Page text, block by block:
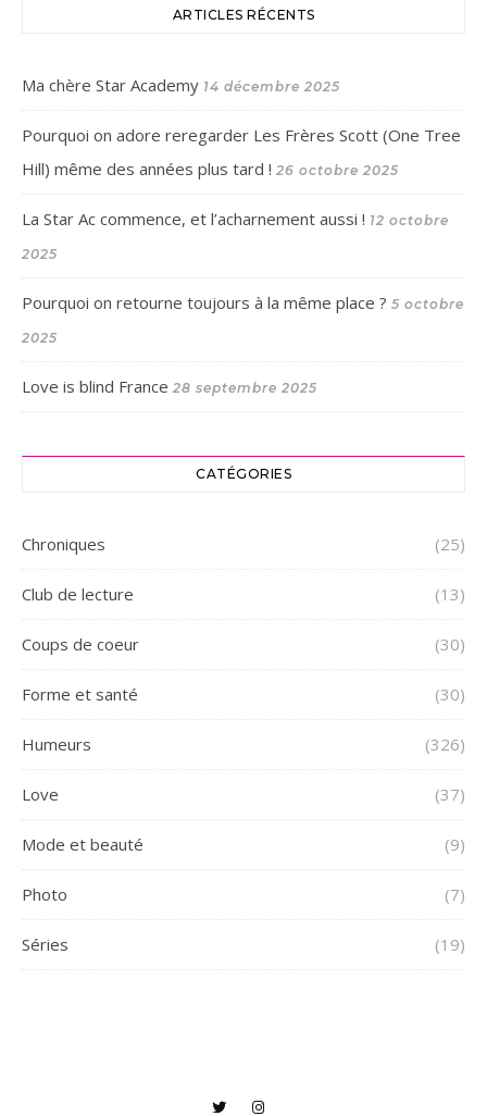
ARTICLES RÉCENTS
Ma chère Star Academy 14 décembre 2025
Pourquoi on adore reregarder Les Frères Scott (One Tree
Hill) même des années plus tard ! 26 octobre 2025
La Star Ac commence, et l’acharnement aussi ! 12 octobre
2025
Pourquoi on retourne toujours à la même place ? 5 octobre
2025
Love is blind France 28 septembre 2025
CATÉGORIES
Chroniques (25)
Club de lecture (13)
Coups de coeur (30)
Forme et santé (30)
Humeurs (326)
Love (37)
Mode et beauté (9)
Photo (7)
Séries (19)